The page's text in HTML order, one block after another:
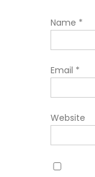
Name *
Email *
Website